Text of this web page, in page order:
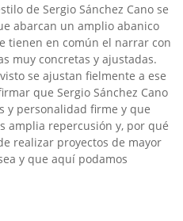
de Sergio Sánchez Cano se
abarcan un amplio abanico
tienen en común el narrar con
muy concretas y ajustadas.
se ajustan fielmente a ese
que Sergio Sánchez Cano
y personalidad firme y que
amplia repercusión y, por qué
realizar proyectos de mayor
y que aquí podamos